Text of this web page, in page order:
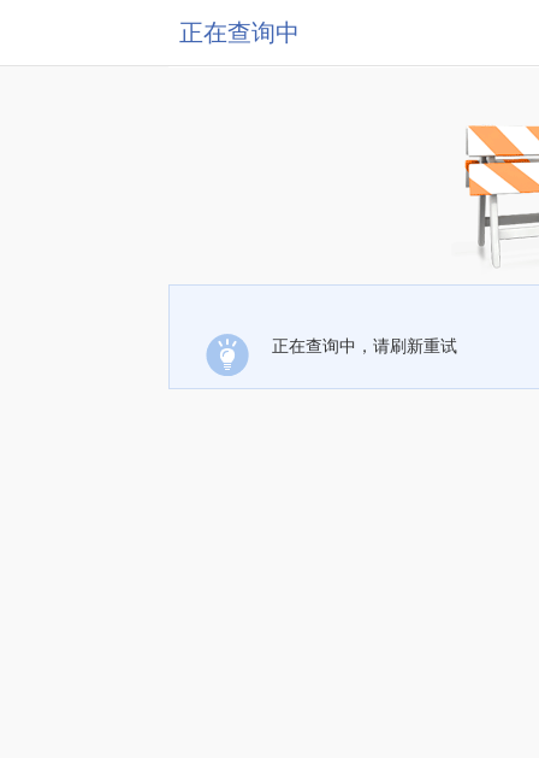
正在查询中
正在查询中，请刷新重试